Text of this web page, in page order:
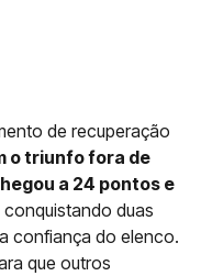
de recuperação
o triunfo fora de
a 24 pontos e
conquistando duas
confiança do elenco.
que outros